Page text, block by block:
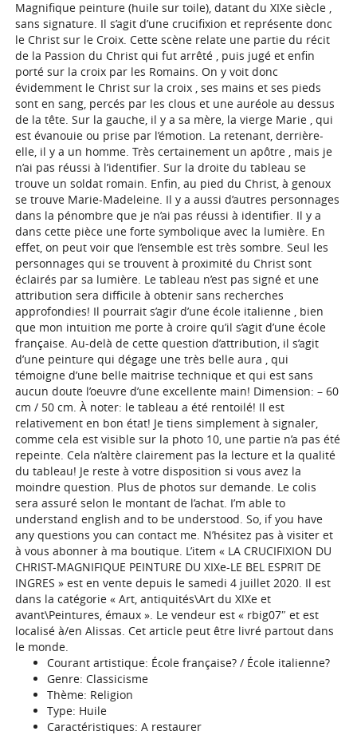
Magnifique peinture (huile sur toile), datant du XIXe siècle ,
sans signature. Il s’agit d’une crucifixion et représente donc
le Christ sur le Croix. Cette scène relate une partie du récit
de la Passion du Christ qui fut arrêté , puis jugé et enfin
porté sur la croix par les Romains. On y voit donc
évidemment le Christ sur la croix , ses mains et ses pieds
sont en sang, percés par les clous et une auréole au dessus
de la tête. Sur la gauche, il y a sa mère, la vierge Marie , qui
est évanouie ou prise par l’émotion. La retenant, derrière-
elle, il y a un homme. Très certainement un apôtre , mais je
n’ai pas réussi à l’identifier. Sur la droite du tableau se
trouve un soldat romain. Enfin, au pied du Christ, à genoux
se trouve Marie-Madeleine. Il y a aussi d’autres personnages
dans la pénombre que je n’ai pas réussi à identifier. Il y a
dans cette pièce une forte symbolique avec la lumière. En
effet, on peut voir que l’ensemble est très sombre. Seul les
personnages qui se trouvent à proximité du Christ sont
éclairés par sa lumière. Le tableau n’est pas signé et une
attribution sera difficile à obtenir sans recherches
approfondies! Il pourrait s’agir d’une école italienne , bien
que mon intuition me porte à croire qu’il s’agit d’une école
française. Au-delà de cette question d’attribution, il s’agit
d’une peinture qui dégage une très belle aura , qui
témoigne d’une belle maitrise technique et qui est sans
aucun doute l’oeuvre d’une excellente main! Dimension: – 60
cm / 50 cm. À noter: le tableau a été rentoilé! Il est
relativement en bon état! Je tiens simplement à signaler,
comme cela est visible sur la photo 10, une partie n’a pas été
repeinte. Cela n’altère clairement pas la lecture et la qualité
du tableau! Je reste à votre disposition si vous avez la
moindre question. Plus de photos sur demande. Le colis
sera assuré selon le montant de l’achat. I’m able to
understand english and to be understood. So, if you have
any questions you can contact me. N’hésitez pas à visiter et
à vous abonner à ma boutique. L’item « LA CRUCIFIXION DU
CHRIST-MAGNIFIQUE PEINTURE DU XIXe-LE BEL ESPRIT DE
INGRES » est en vente depuis le samedi 4 juillet 2020. Il est
dans la catégorie « Art, antiquités\Art du XIXe et
avant\Peintures, émaux ». Le vendeur est « rbig07″ et est
localisé à/en Alissas. Cet article peut être livré partout dans
le monde.
Courant artistique: École française? / École italienne?
Genre: Classicisme
Thème: Religion
Type: Huile
Caractéristiques: A restaurer